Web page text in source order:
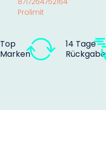
Prolimit
Top
Marken
14 Tage
Rückgabe